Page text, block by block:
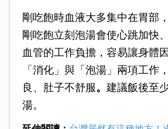
剛吃飽時血液大多集中在胃部
剛吃飽立刻泡湯會使心跳加快
血管的工作負擔，容易讓身體
「消化」與「泡湯」兩項工作
良、肚子不舒服。 建議飯後至
湯。